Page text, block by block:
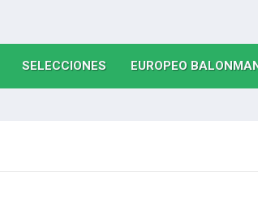
SELECCIONES(CURRENT)
EUROPEO